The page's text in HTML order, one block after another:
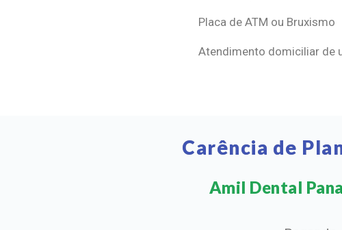
Placa de ATM ou Bruxismo
Atendimento domiciliar de
Carência de
Amil Dental